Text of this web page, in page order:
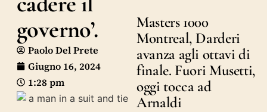
governo’.
Paolo Del Prete
Giugno 16, 2024
1:28 pm
Masters 1000
Montreal, Darderi
avanza agli ottavi di
finale. Fuori Musetti,
oggi tocca ad
Arnaldi